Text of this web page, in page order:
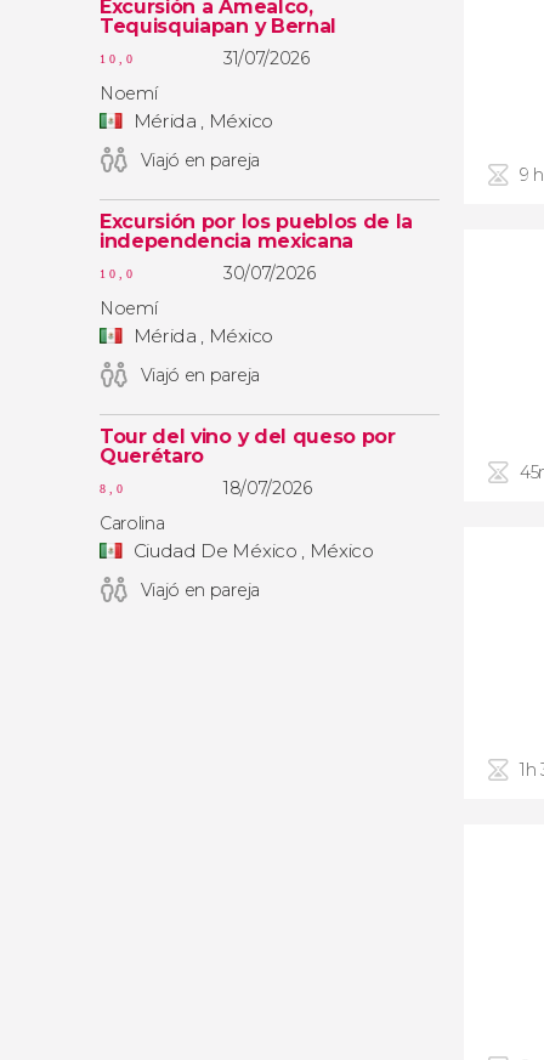
Excursión a Amealco,
Tequisquiapan y Bernal
10,0
31/07/2026
Noemí
Mérida , México
Viajó en pareja
Excursión por los pueblos de la
independencia mexicana
10,0
30/07/2026
Noemí
Mérida , México
Viajó en pareja
Tour del vino y del queso por
Querétaro
8,0
18/07/2026
Carolina
Ciudad De México , México
Viajó en pareja
9
1h